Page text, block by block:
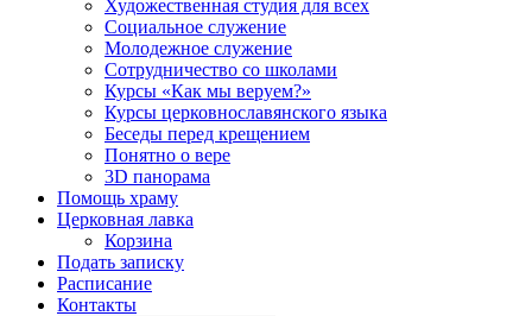
Х​удожественная студия для всех
Социальное служение
Молодежное служение
Сотрудничество со школами
Курсы «Как мы веруем?»
Курсы церковнославянского языка
Беседы перед крещением
Понятно о вере
3D панорама
Помощь храму
Церковная лавка
Корзина
Подать записку
Расписание
Контакты